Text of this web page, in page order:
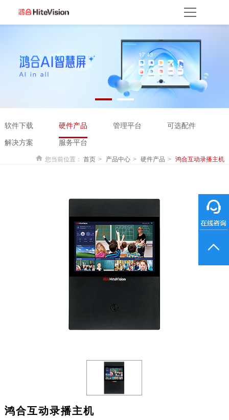
产品方案
关于鸿合
企业动态
联系我们
监督举报
鸿合海外
软件下载 硬件产品 管理平台 可选配件
解决方案 服务平台
您当前位置： 首页 产品中心 硬件产品 鸿合互动录播主机
鸿合互动录播主机